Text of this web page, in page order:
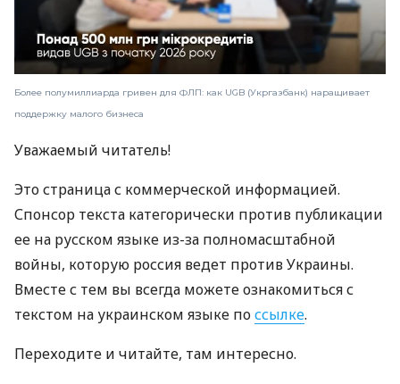
Более полумиллиарда гривен для ФЛП: как UGB (Укргазбанк) наращивает
поддержку малого бизнеса
Уважаемый читатель!
Это страница с коммерческой информацией.
Спонсор текста категорически против публикации
ее на русском языке из-за полномасштабной
войны, которую россия ведет против Украины.
Вместе с тем вы всегда можете ознакомиться с
текстом на украинском языке поссылке.
Переходите и читайте, там интересно.